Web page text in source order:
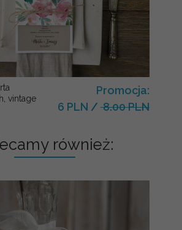
vintage
Promocja:
6 PLN / 8.00 PLN
również: